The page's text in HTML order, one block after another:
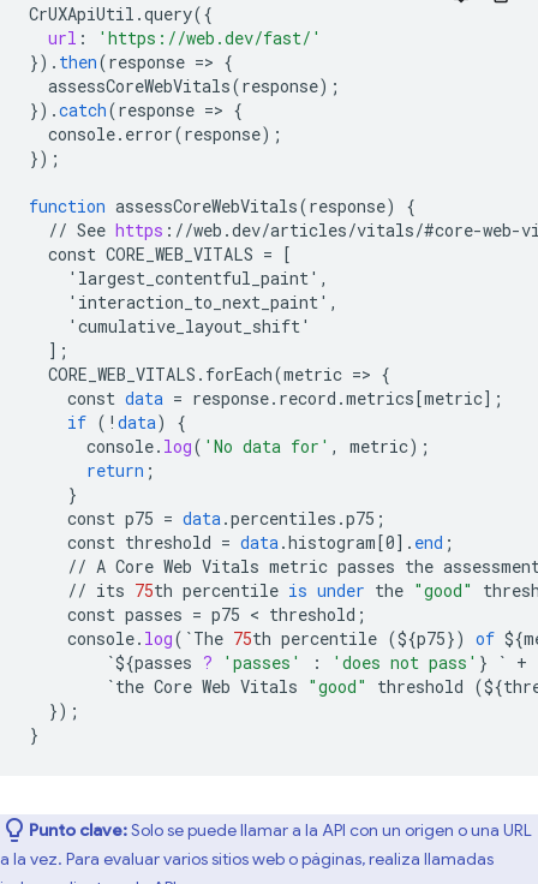
CrUXApiUtil .query({
url :
'https://web.dev/fast/'
}). then(response => {
assessCoreWebVitals(response);
}).catch(response => {
console. error(response);
});
function assessCoreWebVitals(response)
{
// See https : //web .dev/articles/vitals/#core-web-
const CORE_WEB_VITALS = [
    'largest_contentful_paint',
    'interaction_to_next_paint',
    'cumulative_layout_shift'
] ;
CORE_WEB_VITALS . forEach(metric => {
const data = response. record .metrics[metric] ;
if ( ! data)
{
console. log( 'No data for' , metric);
return ;
}
const p75 = data.percentiles .p75 ;
const threshold = data.histogram[0] . end ;
// A Core Web Vitals metric passes the
// its 75th percentile is under the "good"
const passes = p75 < threshold ;
console. log( `The 75th percentile (${p75}) of ${
`${passes ? 'passes' : 'does not pass' } ` +
`the Core Web Vitals "good" threshold (${
});
}
Punto clave:Solo se puede llamar a la API con un origen o una URL
a la vez. Para evaluar varios sitios web o páginas, realiza llamadas